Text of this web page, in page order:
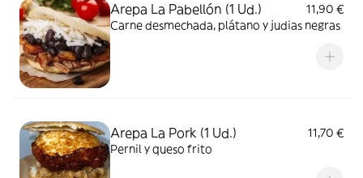
Arepa La Pabellón (1 Ud.)
11,90 €
Carne desmechada, plátano y judias negras
Arepa La Pork (1 Ud.)
11,70 €
Pernil y queso frito